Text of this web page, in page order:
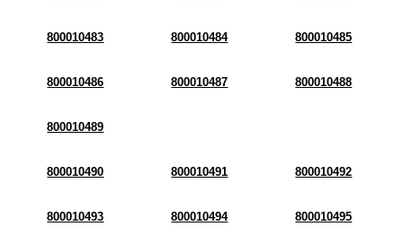
800010483 800010484 800010485
800010486 800010487 800010488
800010489
800010490 800010491 800010492
800010493 800010494 800010495